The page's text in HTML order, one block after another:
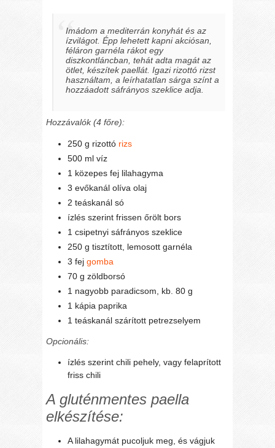
Imádom a mediterrán konyhát és az
ízvilágot. Épp lehetett kapni akciósan,
féláron garnéla rákot egy
diszkontláncban, tehát adta magát az
ötlet, készítek paellát. Igazi rizottó rizst
használtam, a leírhatatlan sárga színt a
hozzáadott sáfrányos szeklice adja.
Hozzávalók (4 főre):
250 g rizottó rizs
500 ml víz
1 közepes fej lilahagyma
3 evőkanál olíva olaj
2 teáskanál só
ízlés szerint frissen őrölt bors
1 csipetnyi sáfrányos szeklice
250 g tisztított, lemosott garnéla
3 fejgomba
70 g zöldborsó
1 nagyobb paradicsom, kb. 80 g
1 kápia paprika
1 teáskanál szárított petrezselyem
Opcionális:
ízlés szerint chili pehely, vagy felaprított
friss chili
A gluténmentes paella
elkészítése:
A lilahagymát pucoljuk meg, és vágjuk